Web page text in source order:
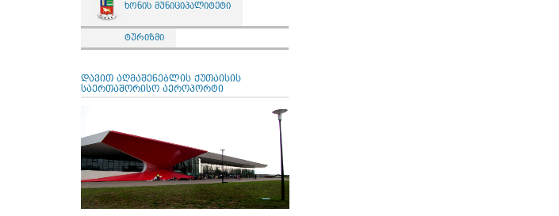
ხონის მუნიციპალიტეტი
ტურიზმი
დავით აღმაშენებლის ქუთაისის
საერთაშორისო აეროპორტი